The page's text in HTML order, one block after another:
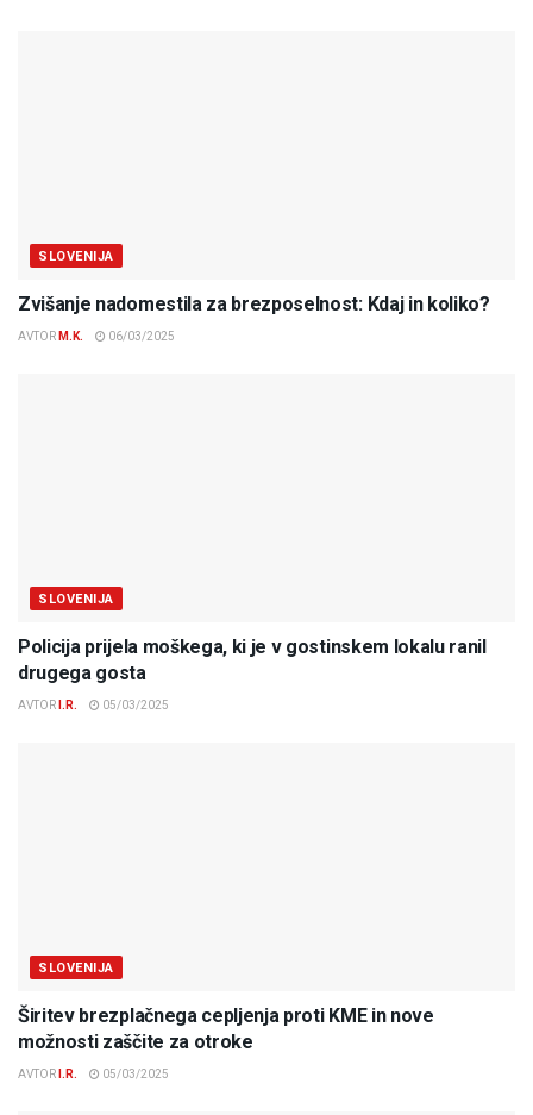
SLOVENIJA
Zvišanje nadomestila za brezposelnost: Kdaj in koliko?
AVTOR M.K. 06/03/2025
SLOVENIJA
Policija prijela moškega, ki je v gostinskem lokalu ranil
drugega gosta
AVTOR I.R. 05/03/2025
SLOVENIJA
Širitev brezplačnega cepljenja proti KME in nove
možnosti zaščite za otroke
AVTOR I.R. 05/03/2025